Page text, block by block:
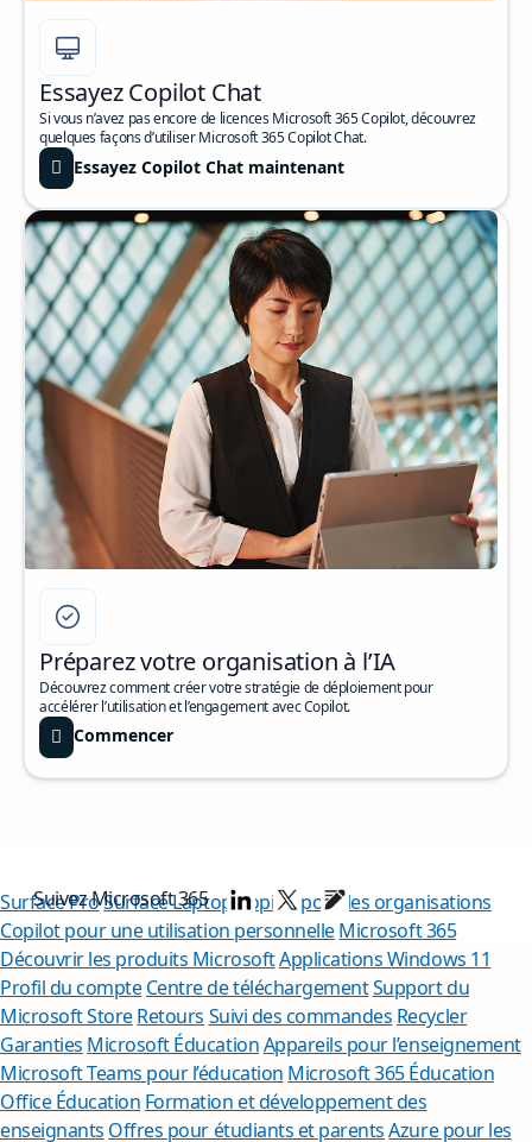
Essayez Copilot Chat
Si vous n’avez pas encore de licences Microsoft 365 Copilot, découvrez
quelques façons d’utiliser Microsoft 365 Copilot Chat.
Essayez Copilot Chat maintenant
Préparez votre organisation à l’IA
Découvrez comment créer votre stratégie de déploiement pour
accélérer l’utilisation et l’engagement avec Copilot.
Commencer
Suivez Microsoft 365
Surface ProSurface Laptop Copilot pour les organisations
Copilot pour une utilisation personnelleMicrosoft 365
Découvrir les produits MicrosoftApplications Windows 11
Profil du compte Centre de téléchargementSupport du
Microsoft StoreRetours Suivi des commandes Recycler
Garanties Microsoft ÉducationAppareils pour l’enseignement
Microsoft Teams pour l’éducation Microsoft 365 Éducation
Office Éducation Formation et développement des
enseignants Offres pour étudiants et parents Azure pour les